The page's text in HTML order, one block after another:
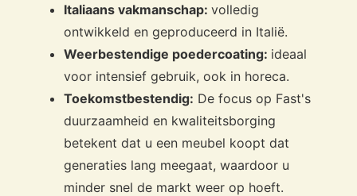
Italiaans vakmanschap: volledig
ontwikkeld en geproduceerd in Italië.
Weerbestendige poedercoating: ideaal
voor intensief gebruik, ook in horeca.
Toekomstbestendig: De focus op Fast's
duurzaamheid en kwaliteitsborging
betekent dat u een meubel koopt dat
generaties lang meegaat, waardoor u
minder snel de markt weer op hoeft.